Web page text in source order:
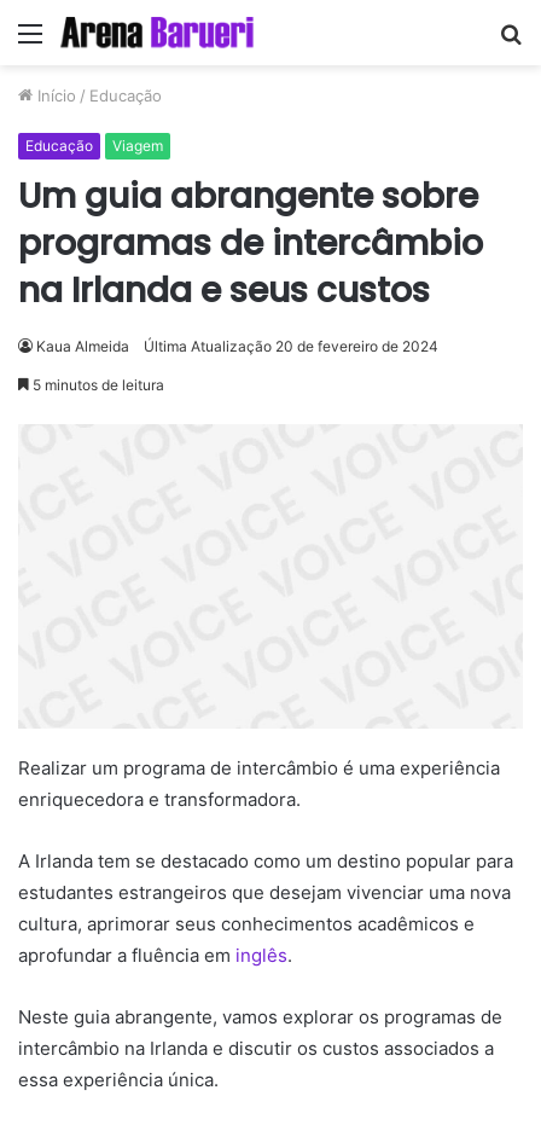
Menu
Início / Educação
Educação Viagem
Um guia abrangente sobre
programas de intercâmbio
na Irlanda e seus custos
Kaua Almeida Última Atualização 20 de fevereiro de 2024
5 minutos de leitura
Realizar um programa de intercâmbio é uma experiência
enriquecedora e transformadora.
A Irlanda tem se destacado como um destino popular para
estudantes estrangeiros que desejam vivenciar uma nova
cultura, aprimorar seus conhecimentos acadêmicos e
aprofundar a fluência em inglês.
Neste guia abrangente, vamos explorar os programas de
intercâmbio na Irlanda e discutir os custos associados a
essa experiência única.